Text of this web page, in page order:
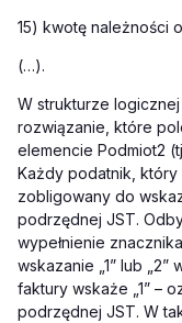
15) kwotę należności
(…).
W strukturze
rozwiązanie, które
elemencie Podmiot2
Każdy podatnik, który
zobligowany do
podrzędnej JST.
wypełnienie
wskazanie „1” lub
faktury wskaże „1” –
podrzędnej JST. W